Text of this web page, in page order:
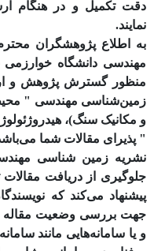
دقت تکمیل و در هنگام
نمایند.
به اطلاع پژوهشگران
مهندسی دانشگاه
منظور گسترش پژوهش و
زمین‌شناسی مهندسی "
و مکانیک سنگ)،
" پذیرای مقالات شما
نشریه زمین شناسی
جلوگیری از دریافت
پیشنهاد می‌کند که
جهت بررسی وضعیت مقاله
و یا سامانه‌هایی مانند